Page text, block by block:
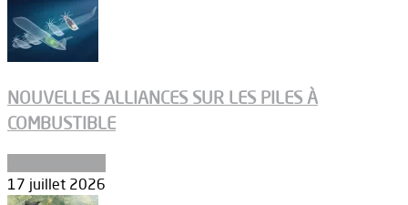
NOUVELLES ALLIANCES SUR LES PILES À
COMBUSTIBLE
17 juillet 2026